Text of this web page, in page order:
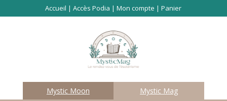
Accueil |Accès Podia |Mon compte |Panier
Mystic Moon Mystic Mag